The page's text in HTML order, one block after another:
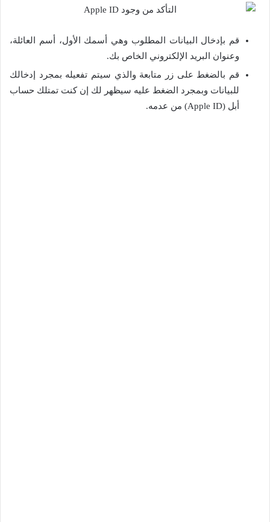
قم بإدخال البيانات المطلوب وهي أسمك الأول، أسم العائلة،
وعنوان البريد الإلكتروني الخاص بك.
قم بالضغط على زر متابعة والذي سيتم تفعيله بمجرد إدخالك
للبيانات وبمجرد الضغط عليه سيظهر لك إن كنت تمتلك حساب
أبل (Apple ID) من عدمه.